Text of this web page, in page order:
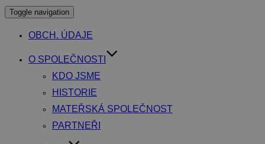
Toggle navigation
OBCH. ÚDAJE
O SPOLEČNOSTI
KDO JSME
HISTORIE
MATEŘSKÁ SPOLEČNOST
PARTNEŘI